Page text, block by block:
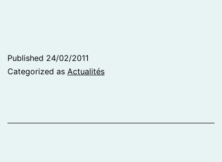
Published 24/02/2011
Categorized as Actualités